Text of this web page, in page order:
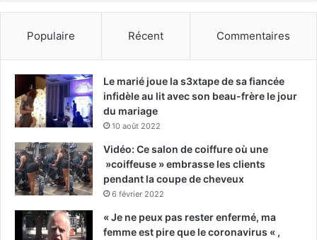
Populaire Récent Commentaires
Le marié joue la s3xtape de sa fiancée
infidèle au lit avec son beau-frère le jour
du mariage
10 août 2022
Vidéo: Ce salon de coiffure où une
»coiffeuse » embrasse les clients
pendant la coupe de cheveux
6 février 2022
« Je ne peux pas rester enfermé, ma
femme est pire que le coronavirus « ,